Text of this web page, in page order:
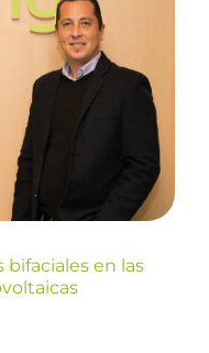
paneles
bifaciales en las